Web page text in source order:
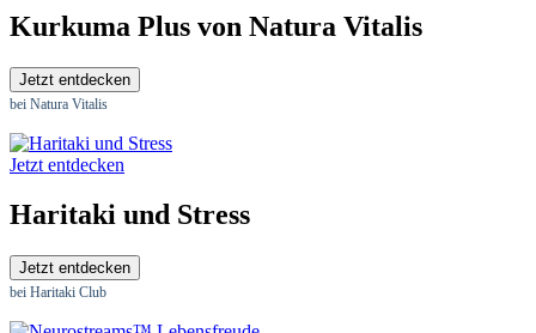
Kurkuma Plus von Natura Vitalis
Jetzt entdecken
bei Natura Vitalis
Jetzt entdecken
Haritaki und Stress
Jetzt entdecken
bei Haritaki Club